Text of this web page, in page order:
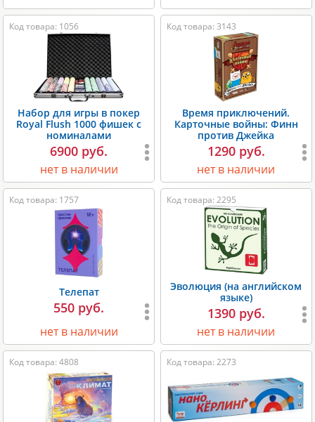
Код товара: 1056
Набор для игры в покер
Royal Flush 1000 фишек с
номиналами
6900 руб.
нет в наличии
Код товара: 3143
Время приключений.
Карточные войны: Финн
против Джейка
1290 руб.
нет в наличии
Код товара: 1757
Телепат
550 руб.
нет в наличии
Код товара: 2295
Эволюция (на английском
языке)
1390 руб.
нет в наличии
Код товара: 4808 Код товара: 2273